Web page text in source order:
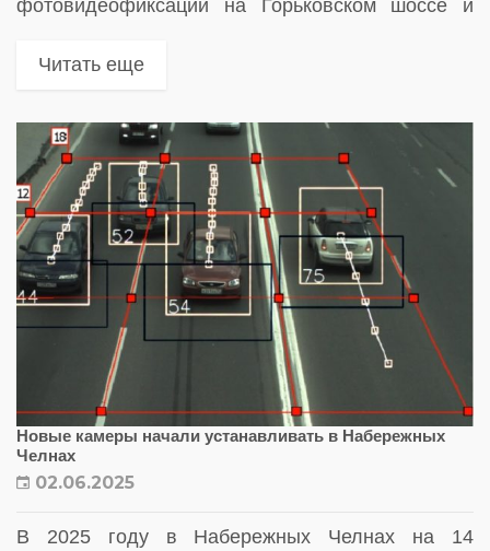
фотовидеофиксации на Горьковском шоссе и
снижение аварийности и предотвращение
Читать еще
Новые камеры начали устанавливать в Набережных
Челнах
02.06.2025
В 2025 году в Набережных Челнах на 14